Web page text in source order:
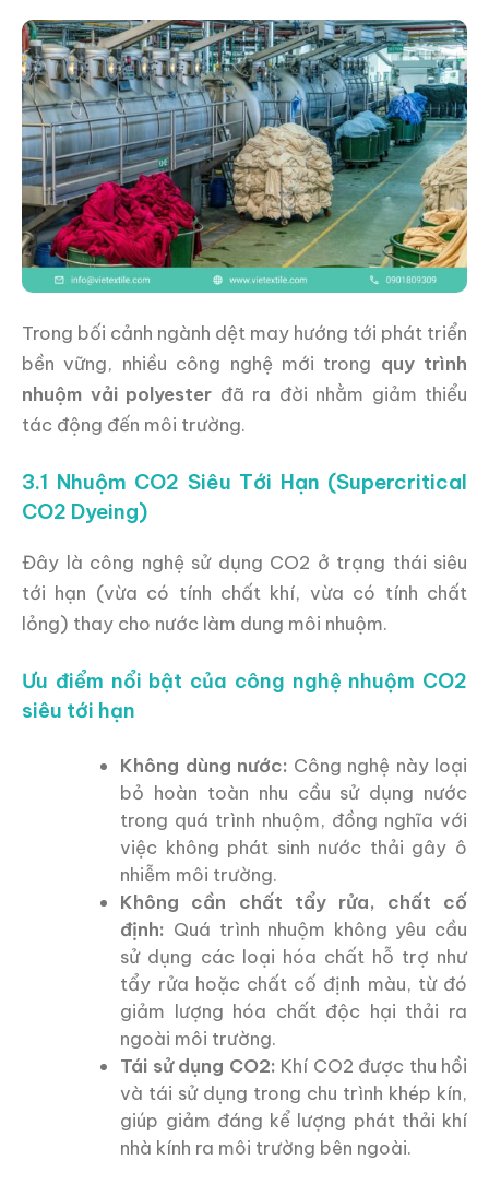
Trong bối cảnh ngành dệt may hướng tới phát triển
bền vững, nhiều công nghệ mới trong quy trình
nhuộm vải polyester đã ra đời nhằm giảm thiểu
tác động đến môi trường.
3.1 Nhuộm CO2 Siêu Tới Hạn (Supercritical
CO2 Dyeing)
Đây là công nghệ sử dụng CO2 ở trạng thái siêu
tới hạn (vừa có tính chất khí, vừa có tính chất
lỏng) thay cho nước làm dung môi nhuộm.
Ưu điểm nổi bật của công nghệ nhuộm CO2
siêu tới hạn
Không dùng nước: Công nghệ này loại
bỏ hoàn toàn nhu cầu sử dụng nước
trong quá trình nhuộm, đồng nghĩa với
việc không phát sinh nước thải gây ô
nhiễm môi trường.
Không cần chất tẩy rửa, chất cố
định: Quá trình nhuộm không yêu cầu
sử dụng các loại hóa chất hỗ trợ như
tẩy rửa hoặc chất cố định màu, từ đó
giảm lượng hóa chất độc hại thải ra
ngoài môi trường.
Tái sử dụng CO2: Khí CO2 được thu hồi
và tái sử dụng trong chu trình khép kín,
giúp giảm đáng kể lượng phát thải khí
nhà kính ra môi trường bên ngoài.